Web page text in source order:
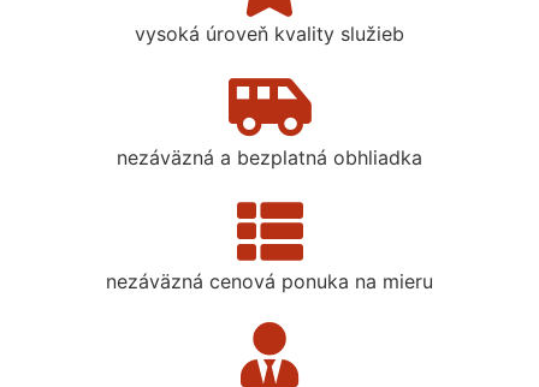
vysoká úroveň kvality služieb
nezáväzná a bezplatná obhliadka
nezáväzná cenová ponuka na mieru